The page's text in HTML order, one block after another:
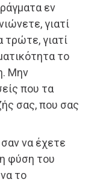
εν
γιατί
τρώτε, γιατί
το
Μην
που τα
σας, που σας
να έχετε
φύση του
το